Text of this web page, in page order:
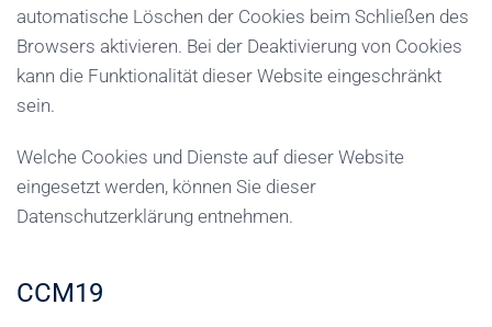
automatische Löschen der Cookies beim Schließen des
Browsers aktivieren. Bei der Deaktivierung von Cookies
kann die Funktionalität dieser Website eingeschränkt
sein.
Welche Cookies und Dienste auf dieser Website
eingesetzt werden, können Sie dieser
Datenschutzerklärung entnehmen.
CCM19